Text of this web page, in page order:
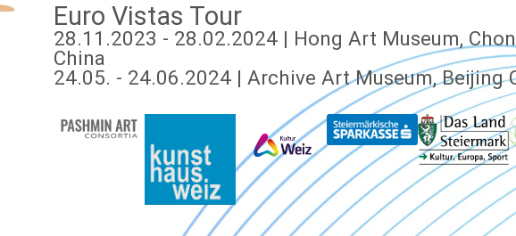
Euro Vistas Tour
28.11.2023 - 28.02.2024 | Hong Art Museum,
China
24.05. - 24.06.2024 | Archive Art Museum, Beijing